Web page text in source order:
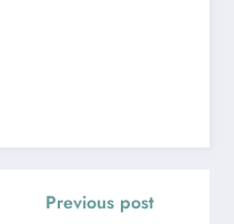
Previous post